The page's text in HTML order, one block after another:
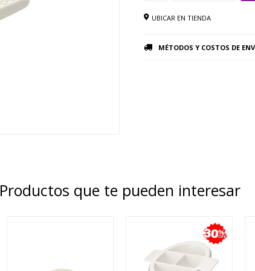
UBICAR EN TIENDA
MÉTODOS Y COSTOS DE
Productos que te pueden interesar